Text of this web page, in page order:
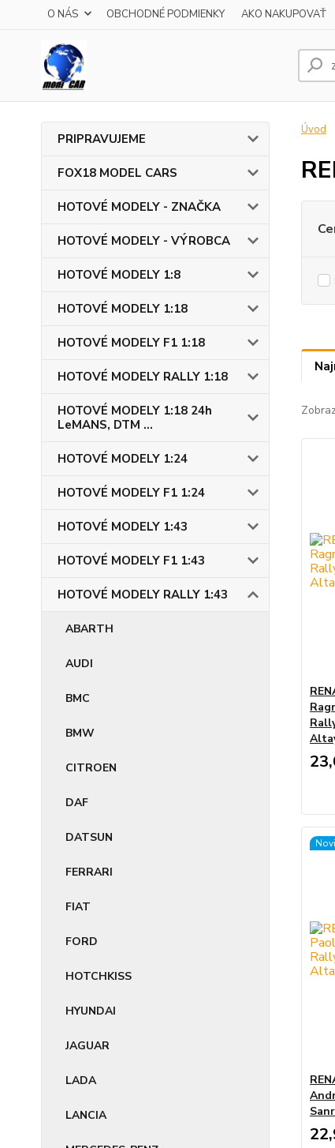
O NÁS OBCHODNÉ PODMIENKY AKO NAKUPOVAŤ
PRIPRAVUJEME
FOX18 MODEL CARS
HOTOVÉ MODELY - ZNAČKA
HOTOVÉ MODELY - VÝROBCA
HOTOVÉ MODELY 1:8
HOTOVÉ MODELY 1:18
HOTOVÉ MODELY F1 1:18
HOTOVÉ MODELY RALLY 1:18
HOTOVÉ MODELY 1:18 24h
LeMANS, DTM ...
HOTOVÉ MODELY 1:24
HOTOVÉ MODELY F1 1:24
HOTOVÉ MODELY 1:43
HOTOVÉ MODELY F1 1:43
HOTOVÉ MODELY RALLY 1:43
ABARTH
AUDI
BMC
BMW
CITROEN
DAF
DATSUN
FERRARI
FIAT
FORD
HOTCHKISS
HYUNDAI
JAGUAR
LADA
LANCIA
Úvod